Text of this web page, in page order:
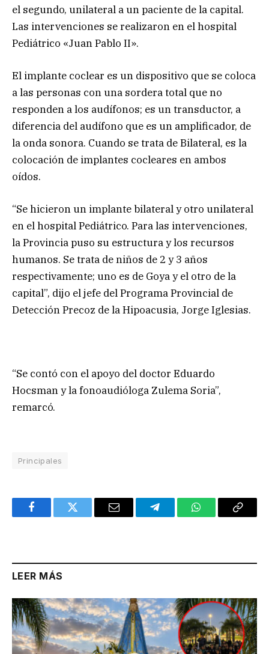
el segundo, unilateral a un paciente de la capital.
Las intervenciones se realizaron en el hospital
Pediátrico «Juan Pablo II».
El implante coclear es un dispositivo que se coloca
a las personas con una sordera total que no
responden a los audífonos; es un transductor, a
diferencia del audífono que es un amplificador, de
la onda sonora. Cuando se trata de Bilateral, es la
colocación de implantes cocleares en ambos
oídos.
“Se hicieron un implante bilateral y otro unilateral
en el hospital Pediátrico. Para las intervenciones,
la Provincia puso su estructura y los recursos
humanos. Se trata de niños de 2 y 3 años
respectivamente; uno es de Goya y el otro de la
capital”, dijo el jefe del Programa Provincial de
Detección Precoz de la Hipoacusia, Jorge Iglesias.
“Se contó con el apoyo del doctor Eduardo
Hocsman y la fonoaudióloga Zulema Soria”,
remarcó.
Principales
FacebookTwitter Email TelegramWhatsAppCopy
LEER MÁS